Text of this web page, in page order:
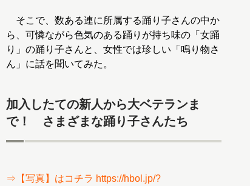
そこで、数ある連に所属する踊り子さんの中か
ら、可憐ながら色気のある踊りが持ち味の「女踊
り」の踊り子さんと、女性では珍しい「鳴り物さ
ん」に話を聞いてみた。
加入したての新人から大ベテランま
で！ さまざまな踊り子さんたち
⇒【写真】はコチラ https://hbol.jp/?